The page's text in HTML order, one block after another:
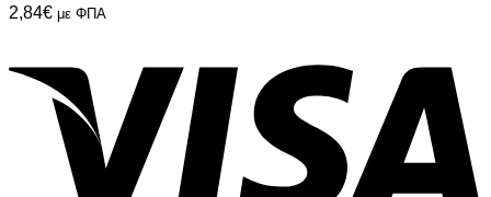
2,84€ με ΦΠΑ